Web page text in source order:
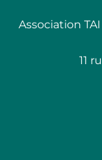
Association TAI
11